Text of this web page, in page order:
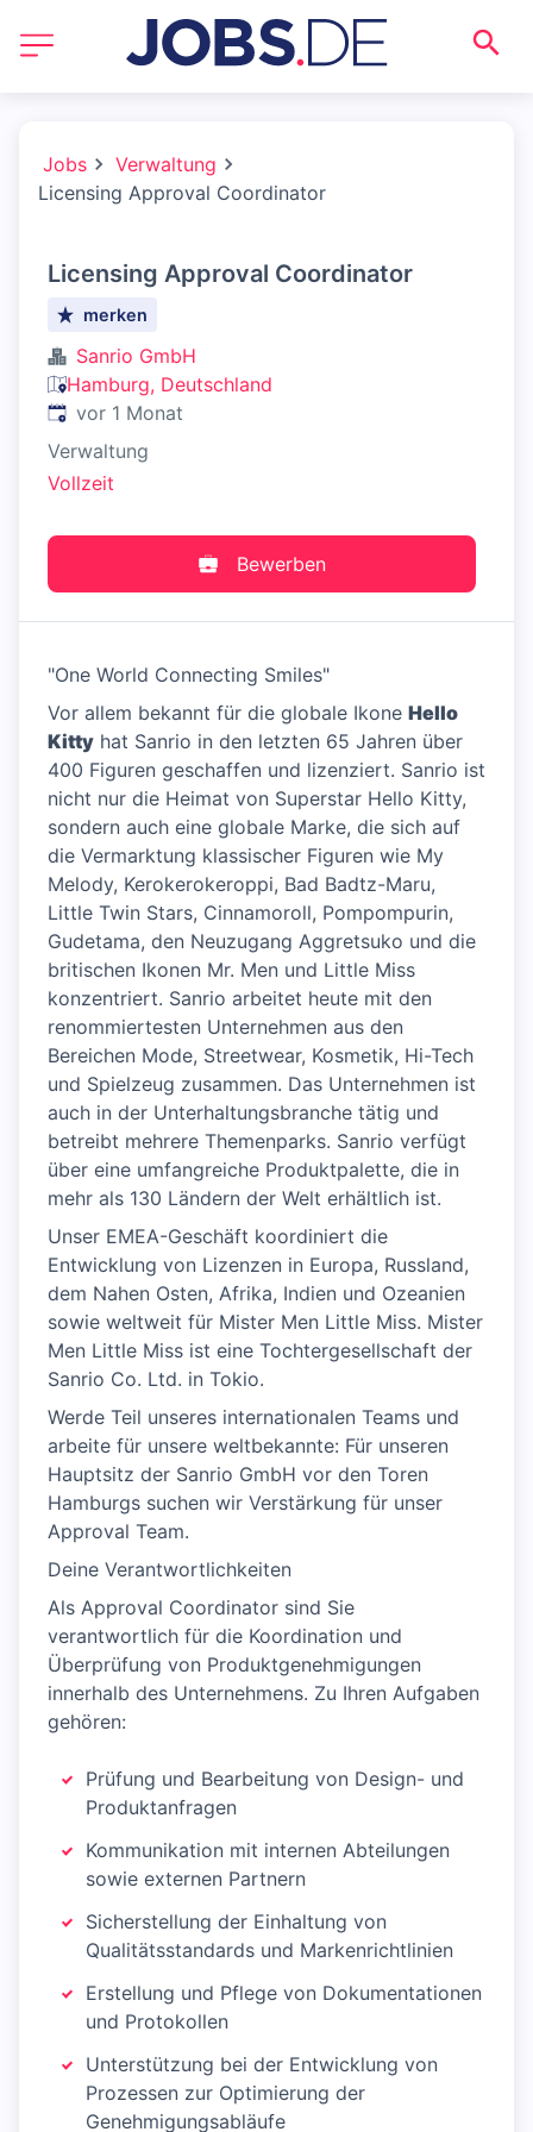
Jobs
Verwaltung
Licensing Approval Coordinator
Licensing Approval Coordinator
merken
Sanrio GmbH
Hamburg, Deutschland
Veröffentlicht:
vor 1 Monat
Verwaltung
Vollzeit
Bewerben
"One World Connecting Smiles"
Vor allem bekannt für die globale Ikone Hello
Kitty hat Sanrio in den letzten 65 Jahren über
400 Figuren geschaffen und lizenziert. Sanrio ist
nicht nur die Heimat von Superstar Hello Kitty,
sondern auch eine globale Marke, die sich auf
die Vermarktung klassischer Figuren wie My
Melody, Kerokerokeroppi, Bad Badtz-Maru,
Little Twin Stars, Cinnamoroll, Pompompurin,
Gudetama, den Neuzugang Aggretsuko und die
britischen Ikonen Mr. Men und Little Miss
konzentriert. Sanrio arbeitet heute mit den
renommiertesten Unternehmen aus den
Bereichen Mode, Streetwear, Kosmetik, Hi-Tech
und Spielzeug zusammen. Das Unternehmen ist
auch in der Unterhaltungsbranche tätig und
betreibt mehrere Themenparks. Sanrio verfügt
über eine umfangreiche Produktpalette, die in
mehr als 130 Ländern der Welt erhältlich ist.
Unser EMEA-Geschäft koordiniert die
Entwicklung von Lizenzen in Europa, Russland,
dem Nahen Osten, Afrika, Indien und Ozeanien
sowie weltweit für Mister Men Little Miss. Mister
Men Little Miss ist eine Tochtergesellschaft der
Sanrio Co. Ltd. in Tokio.
Werde Teil unseres internationalen Teams und
arbeite für unsere weltbekannte: Für unseren
Hauptsitz der Sanrio GmbH vor den Toren
Hamburgs suchen wir Verstärkung für unser
Approval Team.
Deine Verantwortlichkeiten
Als Approval Coordinator sind Sie
verantwortlich für die Koordination und
Überprüfung von Produktgenehmigungen
innerhalb des Unternehmens. Zu Ihren Aufgaben
gehören:
Prüfung und Bearbeitung von Design- und
Produktanfragen
Kommunikation mit internen Abteilungen
sowie externen Partnern
Sicherstellung der Einhaltung von
Qualitätsstandards und Markenrichtlinien
Erstellung und Pflege von Dokumentationen
und Protokollen
Unterstützung bei der Entwicklung von
Prozessen zur Optimierung der
Genehmigungsabläufe